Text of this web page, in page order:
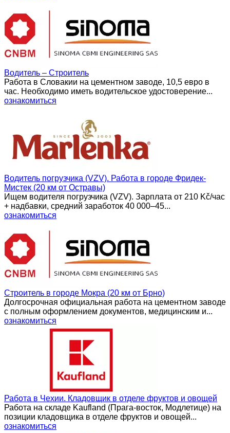
Водитель – Строитель
Работа в Словакии на цементном заводе, 10,5 евро в
час. Необходимо иметь водительское удостоверение...
ознакомиться
Водитель погрузчика (VZV). Работа в городе Фридек-
Мистек (20 км от Остравы)
Ищем водителя погрузчика (VZV). Зарплата от 210 Kč/час
+ надбавки, средний заработок 40 000–45...
ознакомиться
Строитель в городе Мокра (20 км от Брно)
Долгосрочная официальная работа на цементном заводе
с полным оформлением документов, медицинским и...
ознакомиться
Работа в Чехии. Кладовщик в отделе фруктов и овощей
Работа на складе Kaufland (Прага-восток, Модлетице) на
позиции кладовщика в отделе фруктов и овощей...
ознакомиться